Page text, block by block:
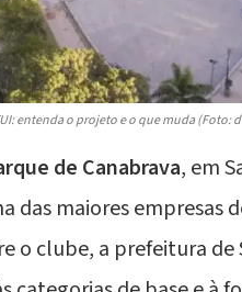
entenda o projeto e o que muda (Foto:
de Canabrava, em
das maiores empresas
o clube, a prefeitura de